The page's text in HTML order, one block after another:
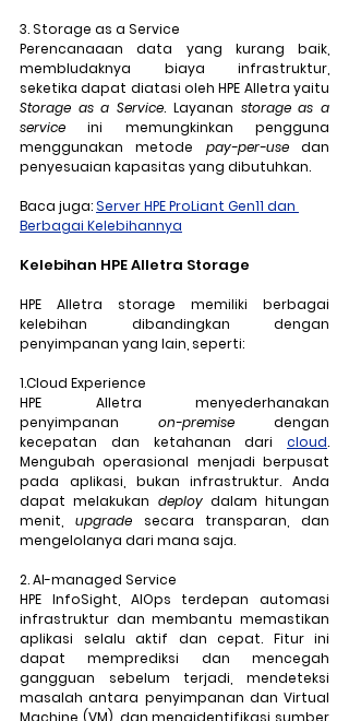
3. Storage as a Service
Perencanaaan data yang kurang baik,
membludaknya biaya infrastruktur,
Storage as a Service. Layanan storage as a
service ini memungkinkan pengguna
menggunakan metode pay-per-use dan
penyesuaian kapasitas yang dibutuhkan.
Baca juga: Server HPE ProLiant Gen11 dan
Berbagai Kelebihannya
Kelebihan HPE Alletra Storage
HPE Alletra storage memiliki berbagai
kelebihan dibandingkan dengan
penyimpanan yang lain, seperti:
1.Cloud Experience
HPE Alletra menyederhanakan
penyimpanan on-premise dengan
kecepatan dan ketahanan dari cloud.
Mengubah operasional menjadi berpusat
pada aplikasi, bukan infrastruktur. Anda
dapat melakukan deploy dalam hitungan
menit, upgrade secara transparan, dan
mengelolanya dari mana saja.
2. AI-managed Service
HPE InfoSight , AIOps terdepan automasi
infrastruktur dan membantu memastikan
aplikasi selalu aktif dan cepat. Fitur ini
dapat memprediksi dan mencegah
gangguan sebelum terjadi, mendeteksi
masalah antara penyimpanan dan Virtual
Machine (VM), dan mengidentifikasi sumber